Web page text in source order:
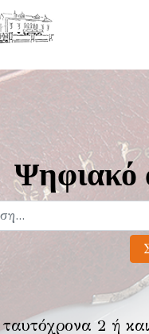
Ψηφιακό
2 ή